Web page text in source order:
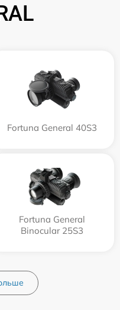
Fortuna General 40S3
Fortuna General
Binocular 25S3